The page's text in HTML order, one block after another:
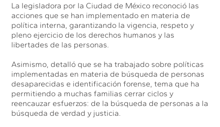
La legisladora por la Ciudad de México reconoció las
acciones que se han implementado en materia de
política interna, garantizando la vigencia, respeto y
pleno ejercicio de los derechos humanos y las
libertades de las personas.
Asimismo, detalló que se ha trabajado sobre políticas
implementadas en materia de búsqueda de personas
desaparecidas e identificación forense, tema que ha
permitiendo a muchas familias cerrar ciclos y
reencauzar esfuerzos: de la búsqueda de personas a la
búsqueda de verdad y justicia.